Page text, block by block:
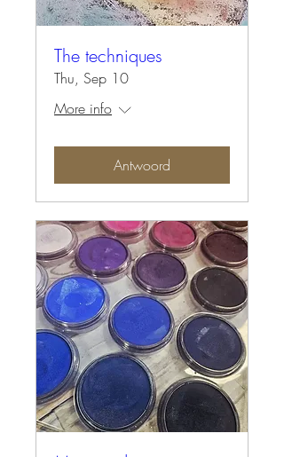
The techniques
Thu, Sep 10
More info
Antwoord